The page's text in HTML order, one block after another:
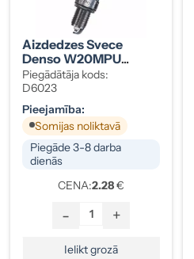
Aizdedzes Svece
Denso W20MPU
M14x1.25
Piegādātāja kods:
D6023
Pieejamība:
Somijas noliktavā
Piegāde 3-8 darba
dienās
CENA:2.28€
- +
Ielikt grozā